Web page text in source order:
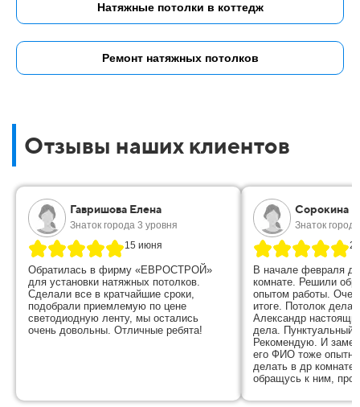
Натяжные потолки в коттедж
Ремонт натяжных потолков
Отзывы наших клиентов
Гавришова Елена
Знаток города 3 уровня
15 июня
Обратилась в фирму «ЕВРОСТРОЙ»
для установки натяжных потолков.
Сделали все в кратчайшие сроки,
подобрали приемлемую по цене
светодиодную ленту, мы остались
очень довольны. Отличные ребята!
Сорокина
Знаток
В начале февраля
комнате. Решили
опытом работы.
итоге. Потолок
Александр
дела. Пунктуальный,
Рекомендую. И
его ФИО тоже
делать в др комнате
обращусь к ним,